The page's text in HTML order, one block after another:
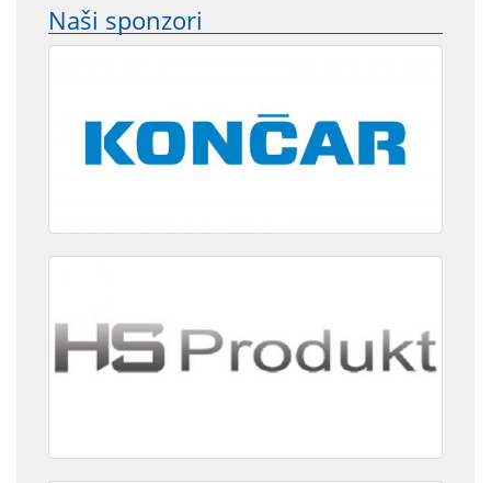
Naši sponzori